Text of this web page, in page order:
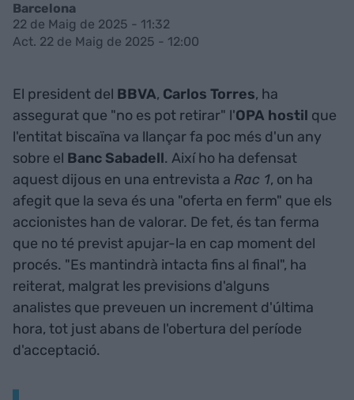
Barcelona
22 de Maig de 2025 - 11:32
Act. 22 de Maig de 2025 - 12:00
El president del BBVA, Carlos Torres, ha
assegurat que "no es pot retirar" l'OPA hostil que
l'entitat biscaïna va llançar fa poc més d'un any
sobre el Banc Sabadell. Així ho ha defensat
aquest dijous en una entrevista a Rac 1, on ha
afegit que la seva és una "oferta en ferm" que els
accionistes han de valorar. De fet, és tan ferma
que no té previst apujar-la en cap moment del
procés. "Es mantindrà intacta fins al final", ha
reiterat, malgrat les previsions d'alguns
analistes que preveuen un increment d'última
hora, tot just abans de l'obertura del període
d'acceptació.